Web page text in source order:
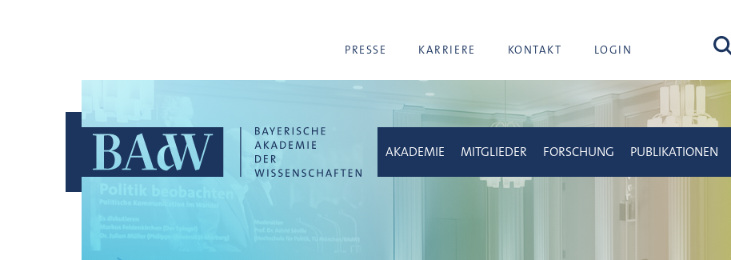
PRESSE KARRIERE KONTAKT LOGIN Suche
AKADEMIE MITGLIEDER FORSCHUNG PUBLIKATIONEN